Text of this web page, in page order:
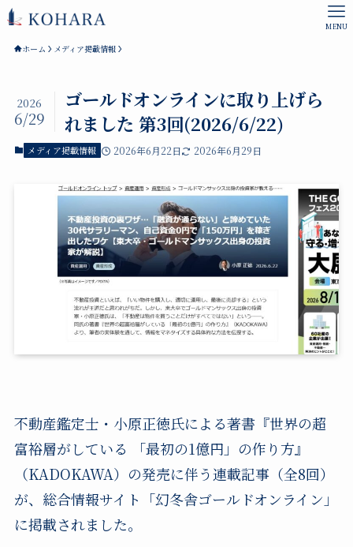
MENU
ホーム メディア掲載情報
ゴールドオンラインに取り上げら
れました 第3回(2026/6/22)
2026
6/29
メディア掲載情報 2026年6月22日 2026年6月29日
不動産鑑定士・小原正徳氏による著書『世界の超
富裕層がしている 「最初の1億円」の作り方』
（KADOKAWA）の発売に伴う連載記事（全8回）
が、総合情報サイト「幻冬舎ゴールドオンライン」
に掲載されました。